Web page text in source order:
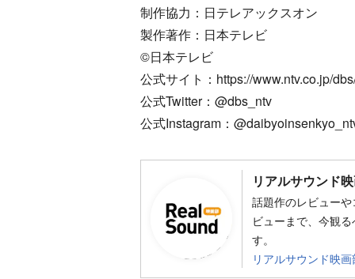
制作協力：日テレアックスオン
製作著作：日本テレビ
©︎日本テレビ
公式サイト：https://www.ntv.co.jp/
公式Twitter：@dbs_ntv
公式Instagram：
リアルサウンド
話題作のレビュー
ビューまで、今観
す。
リアルサウンド映